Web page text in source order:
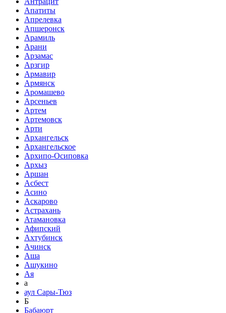
Апатиты
Апрелевка
Апшеронск
Арамиль
Арани
Арзамас
Арзгир
Армавир
Армянск
Аромашево
Арсеньев
Артем
Артемовск
Арти
Архангельск
Архангельское
Архипо-Осиповка
Архыз
Аршан
Асбест
Асино
Аскарово
Астрахань
Атамановка
Афипский
Ахтубинск
Ачинск
Аша
Ашукино
Ая
а
аул Сары-Тюз
Б
Бабаюрт